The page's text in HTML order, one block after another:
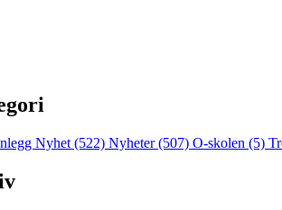
Nyhet (522) Nyheter (507) O-skolen (5)